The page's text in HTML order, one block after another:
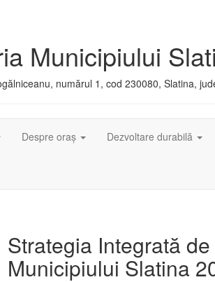
Municipiului
numărul 1, cod 230080, Slatina,
Despre oraș Dezvoltare durabilă
Strategia Integrată
Municipiului Slatina